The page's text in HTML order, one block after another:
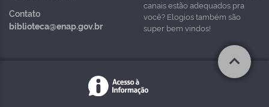
Contato
biblioteca@enap.gov.br
canais estão adequados pra
você? Elogios também são
super bem vindos!